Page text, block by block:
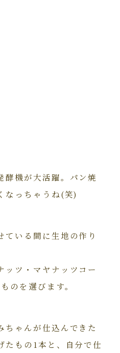
酵機が大活躍。パン焼
なっちゃうね(笑)
ている間に生地の作り
ッツ・マヤナッツコー
のを選びます。
ちゃんが仕込んできた
たもの1本と、自分で仕